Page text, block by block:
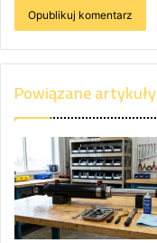
Powiązane artykuły